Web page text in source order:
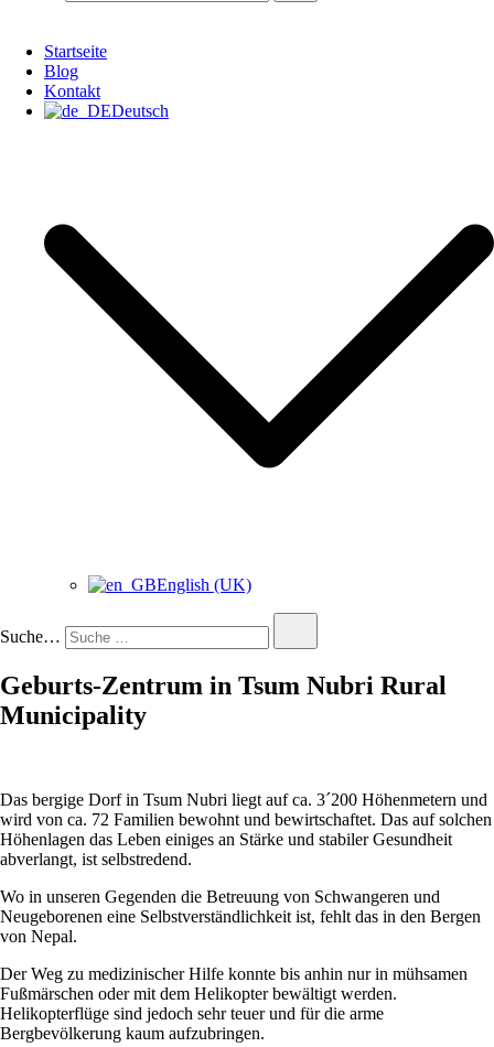
Startseite
Blog
Kontakt
Deutsch
English (UK)
Suche…
Geburts-Zentrum in Tsum Nubri Rural
Municipality
Das bergige Dorf in Tsum Nubri liegt auf ca. 3´200 Höhenmetern und
wird von ca. 72 Familien bewohnt und bewirtschaftet. Das auf solchen
Höhenlagen das Leben einiges an Stärke und stabiler Gesundheit
abverlangt, ist selbstredend.
Wo in unseren Gegenden die Betreuung von Schwangeren und
Neugeborenen eine Selbstverständlichkeit ist, fehlt das in den Bergen
von Nepal.
Der Weg zu medizinischer Hilfe konnte bis anhin nur in mühsamen
Fußmärschen oder mit dem Helikopter bewältigt werden.
Helikopterflüge sind jedoch sehr teuer und für die arme
Bergbevölkerung kaum aufzubringen.